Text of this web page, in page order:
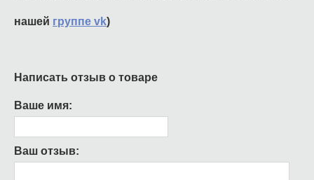
нашей группе vk)
Написать отзыв о товаре
Ваше имя:
Ваш отзыв: